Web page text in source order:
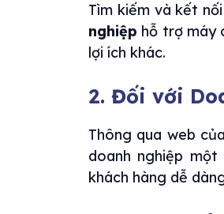
Tìm kiếm và kết
nghiệp hỗ trợ máy
lợi ích khác.
2. Đối với
Thông qua web
doanh nghiệp
khách hàng dễ